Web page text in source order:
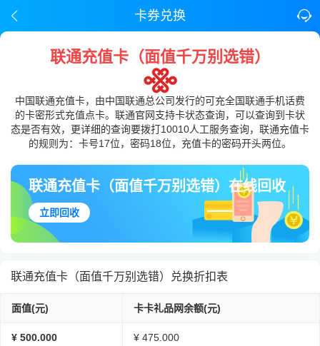
卡券兑换
联通充值卡（面值千万别选错）
中国联通充值卡，由中国联通总公司发行的可充全国联通手机话费
的卡密形式充值点卡。联通官网支持卡状态查询，可以查询到卡状
态是否有效，更详细的查询要拨打10010人工服务查询，联通充值卡
的规则为：卡号17位，密码18位，充值卡的密码开头两位。
联通充值卡（面值千万别选错）在线回收
立即回收
联通充值卡（面值千万别选错）兑换折扣表
面值(元) 卡卡礼品网余额(元)
¥ 500.000 ¥ 475.000